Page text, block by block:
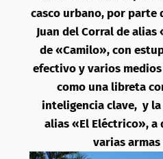
casco urbano, por parte
Juan del Corral de alias
de «Camilo», con
efectivo y varios
como una libreta
inteligencia clave, y
alias «El Eléctrico»,
varias